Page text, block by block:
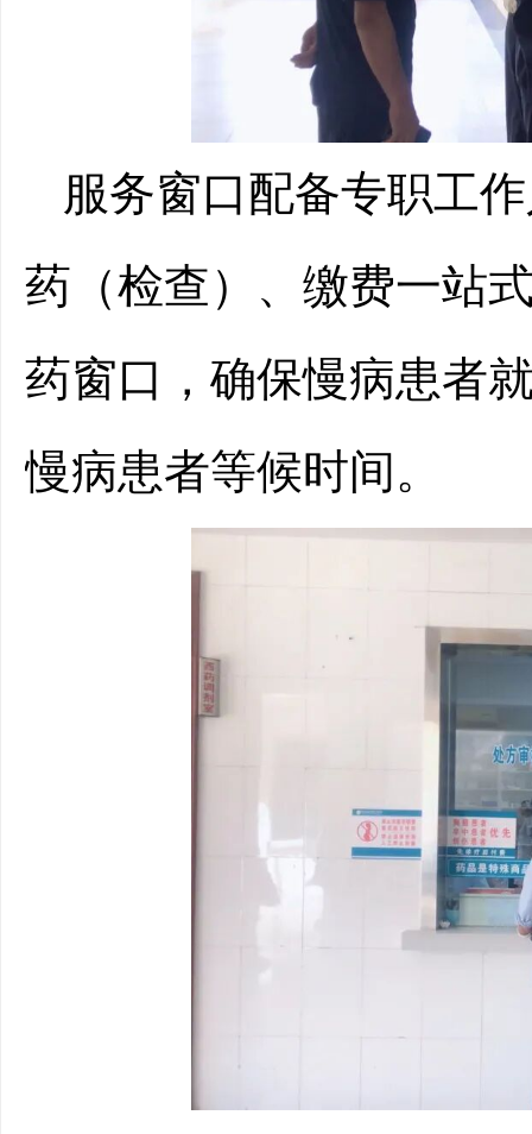
服务窗口配备专职工
药（检查）、缴费一站
药窗口，确保慢病患者
慢病患者等候时间。